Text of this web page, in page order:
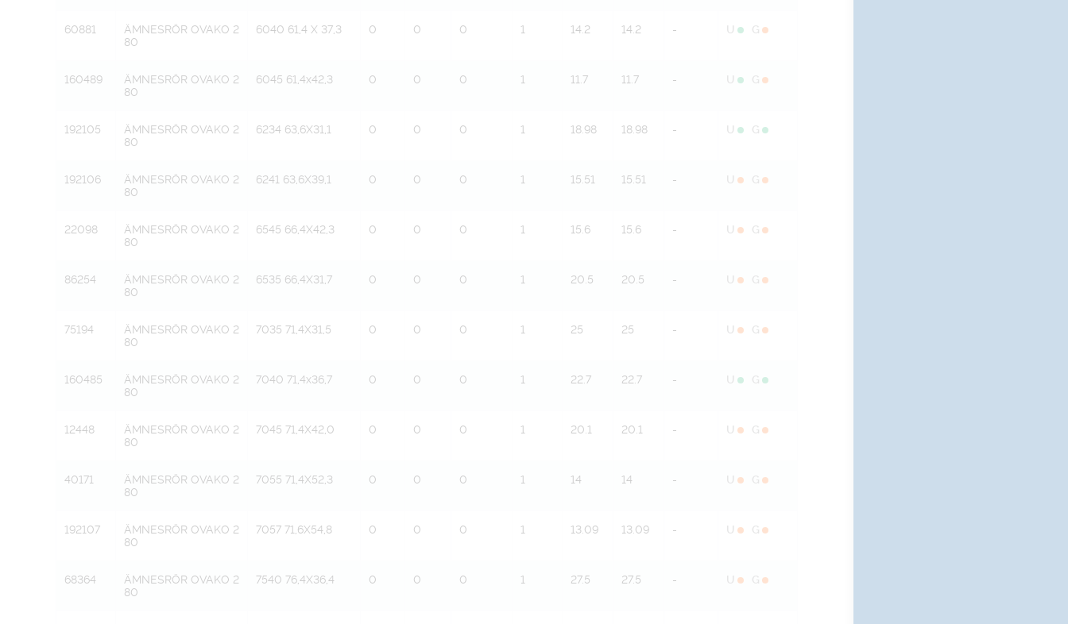
60881
ÄMNESRÖR OVAKO 2
80
6040 61,4 X 37,3 0 0 0 1 14.2 14.2 - U G
160489
ÄMNESRÖR OVAKO 2
80
6045 61,4x42,3 0 0 0 1 11.7 11.7 - U G
192105
ÄMNESRÖR OVAKO 2
80
6234 63,6X31,1 0 0 0 1 18.98 18.98 - U G
192106
ÄMNESRÖR OVAKO 2
80
6241 63,6X39,1 0 0 0 1 15.51 15.51 - U G
22098
ÄMNESRÖR OVAKO 2
80
6545 66,4X42,3 0 0 0 1 15.6 15.6 - U G
86254
ÄMNESRÖR OVAKO 2
80
6535 66,4X31,7 0 0 0 1 20.5 20.5 - U G
75194
ÄMNESRÖR OVAKO 2
80
7035 71,4X31,5 0 0 0 1 25 25 - U G
160485
ÄMNESRÖR OVAKO 2
80
7040 71,4x36,7 0 0 0 1 22.7 22.7 - U G
12448
ÄMNESRÖR OVAKO 2
80
7045 71,4X42,0 0 0 0 1 20.1 20.1 - U G
40171
ÄMNESRÖR OVAKO 2
80
7055 71,4X52,3 0 0 0 1 14 14 - U G
192107
ÄMNESRÖR OVAKO 2
80
7057 71,6X54,8 0 0 0 1 13.09 13.09 - U G
68364
ÄMNESRÖR OVAKO 2
80
7540 76,4X36,4 0 0 0 1 27.5 27.5 - U G